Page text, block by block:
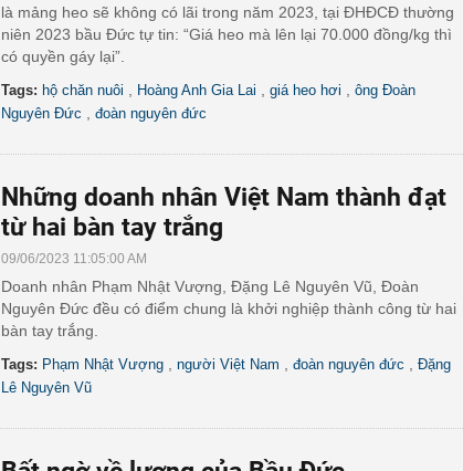
là mảng heo sẽ không có lãi trong năm 2023, tại ĐHĐCĐ thường
niên 2023 bầu Đức tự tin: “Giá heo mà lên lại 70.000 đồng/kg thì
có quyền gáy lại”.
Tags: hộ chăn nuôi Hoàng Anh Gia Lai giá heo hơi
ông Đoàn
Nguyên Đức
đoàn nguyên đức
Những doanh nhân Việt Nam thành đạt
từ hai bàn tay trắng
09/06/2023 11:05:00 AM
Doanh nhân Phạm Nhật Vượng, Đặng Lê Nguyên Vũ, Đoàn
Nguyên Đức đều có điểm chung là khởi nghiệp thành công từ hai
bàn tay trắng.
Tags: Phạm Nhật Vượng người Việt Nam đoàn nguyên đức
Đặng
Lê Nguyên Vũ